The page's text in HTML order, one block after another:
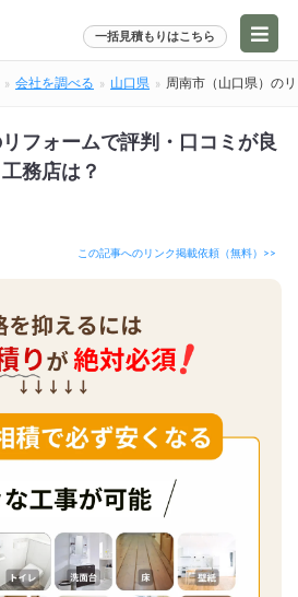
一括見積もりはこちら
会社を調べる 山口県 周南市（山口県）の
フォームで評判・口コミが良
務店は？
この記事へのリンク掲載依頼（無料）>>